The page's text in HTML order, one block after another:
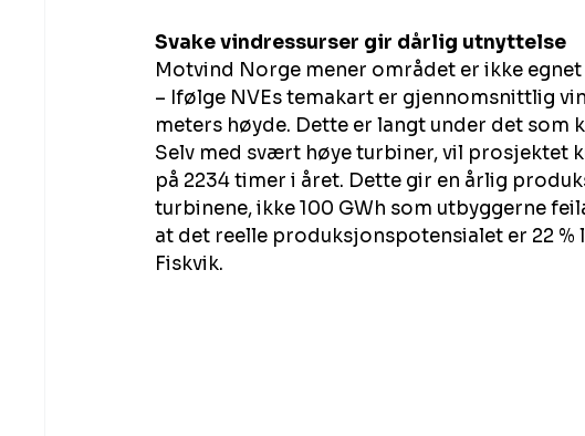
Svake vindressurser gir dårlig utnyttelse
Motvind Norge mener området er ikke
– Ifølge NVEs temakart er gjennomsnittlig
meters høyde. Dette er langt under det
Selv med svært høye turbiner, vil prosjektet
på 2234 timer i året. Dette gir en årlig
turbinene, ikke 100 GWh som utbyggerne
at det reelle produksjonspotensialet er 22
Fiskvik.